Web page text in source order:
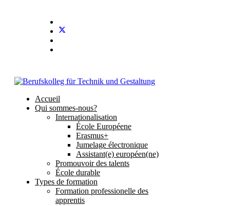
Accueil
Qui sommes-nous?
Internationalisation
École Européene
Erasmus+
Jumelage électronique
Assistant(e) européen(ne)
Promouvoir des talents
École durable
Types de formation
Formation professionelle des
apprentis